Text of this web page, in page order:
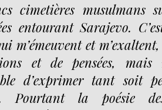
cimetières musulmans
entourant Sarajevo.
m’émeuvent et
et de pensées, mais
d’exprimer tant soit
Pourtant la poésie